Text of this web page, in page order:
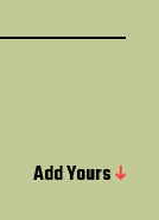
Add Yours